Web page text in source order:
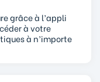
grâce à l’appli
à votre
à n’importe